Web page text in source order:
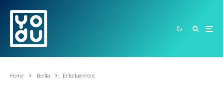
Home Berita Entertainment